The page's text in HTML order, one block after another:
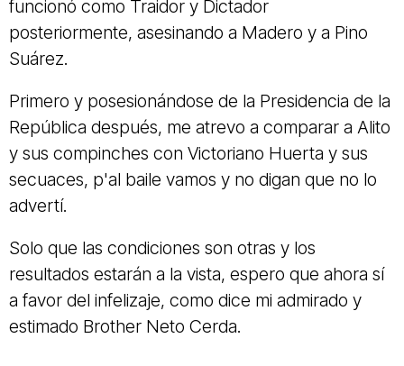
funcionó como Traidor y Dictador
posteriormente, asesinando a Madero y a Pino
Suárez.
Primero y posesionándose de la Presidencia de la
República después, me atrevo a comparar a Alito
y sus compinches con Victoriano Huerta y sus
secuaces, p'al baile vamos y no digan que no lo
advertí.
Solo que las condiciones son otras y los
resultados estarán a la vista, espero que ahora sí
a favor del infelizaje, como dice mi admirado y
estimado Brother Neto Cerda.